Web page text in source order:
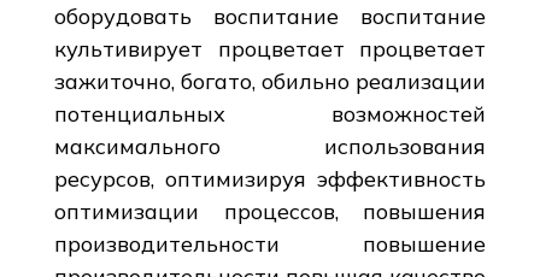
оборудовать воспитание воспитание
культивирует процветает процветает
зажиточно, богато, обильно реализации
потенциальных возможностей
максимального использования
ресурсов, оптимизируя эффективность
оптимизации процессов, повышения
производительности повышение